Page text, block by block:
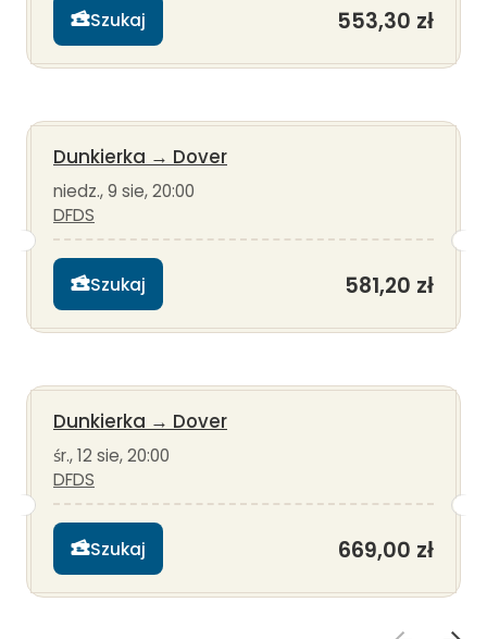
Szukaj 553,30 zł
Dunkierka → Dover
niedz., 9 sie, 20:00
DFDS
Szukaj 581,20 zł
Dunkierka → Dover
śr., 12 sie, 20:00
DFDS
Szukaj 669,00 zł